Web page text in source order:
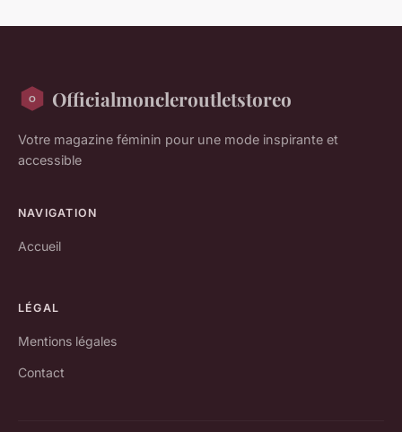
Officialmoncleroutletstoreo
Votre magazine féminin pour une mode inspirante et
accessible
NAVIGATION
Accueil
LÉGAL
Mentions légales
Contact